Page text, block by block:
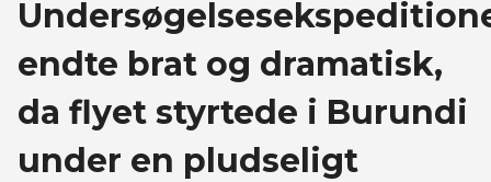
endte brat og dramatisk,
da flyet styrtede i Burundi
under en pludseligt